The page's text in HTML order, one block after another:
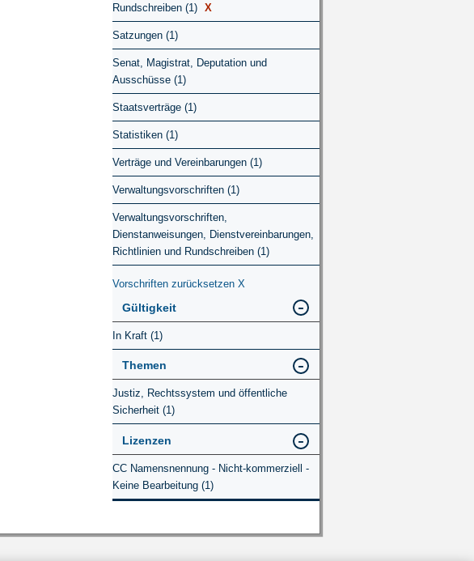
Rundschreiben (1) X
Satzungen (1)
Senat, Magistrat, Deputation und
Ausschüsse (1)
Staatsverträge (1)
Statistiken (1)
Verträge und Vereinbarungen (1)
Verwaltungsvorschriften (1)
Verwaltungsvorschriften,
Dienstanweisungen, Dienstvereinbarungen,
Richtlinien und Rundschreiben (1)
Vorschriften zurücksetzen X
Gültigkeit
In Kraft (1)
Themen
Justiz, Rechtssystem und öffentliche
Sicherheit (1)
Lizenzen
CC Namensnennung - Nicht-kommerziell -
Keine Bearbeitung (1)